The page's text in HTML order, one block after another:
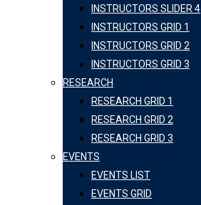
INSTRUCTORS SLIDER 4
INSTRUCTORS GRID 1
INSTRUCTORS GRID 2
INSTRUCTORS GRID 3
RESEARCH
RESEARCH GRID 1
RESEARCH GRID 2
RESEARCH GRID 3
EVENTS
EVENTS LIST
EVENTS GRID